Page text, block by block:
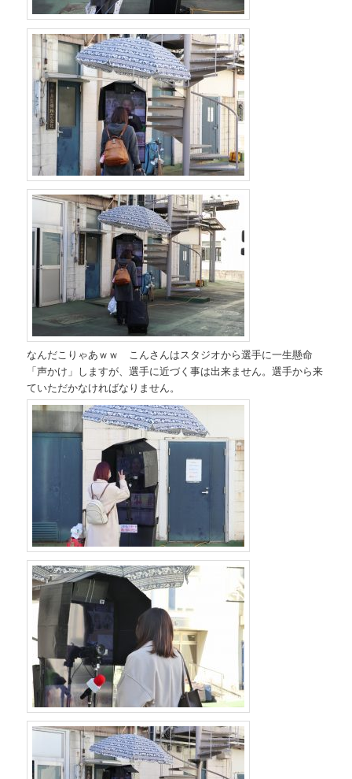
なんだこりゃあｗｗ こんさんはスタジオから選手に一生懸命
「声かけ」しますが、選手に近づく事は出来ません。選手から来
ていただかなければなりません。